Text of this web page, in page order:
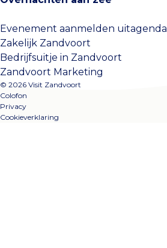
Evenement aanmelden uitagenda
Zakelijk Zandvoort
Bedrijfsuitje in Zandvoort
Zandvoort Marketing
© 2026 Visit Zandvoort
Colofon
Privacy
Cookieverklaring